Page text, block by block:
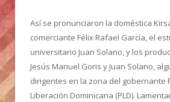
Así se pronunciaron la doméstica
comerciante Félix Rafael García, el
universitario Juan Solano, y los
Jesús Manuel Goris y Juan Solano,
dirigentes en la zona del gobernante
Liberación Dominicana (PLD).